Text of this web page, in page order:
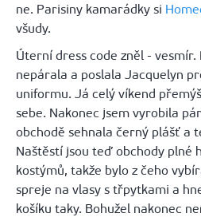
ne. Parisiny kamarádky si
všudy.
Úterní dress code zněl - vesmír.
nepárala a poslala Jacquelyn
uniformu. Já celý víkend
sebe. Nakonec jsem vyrobila
obchodě sehnala černý plášť a
Naštěstí jsou teď obchody plné
kostýmů, takže bylo z čeho
spreje na vlasy s třpytkami a
košíku taky. Bohužel nakonec